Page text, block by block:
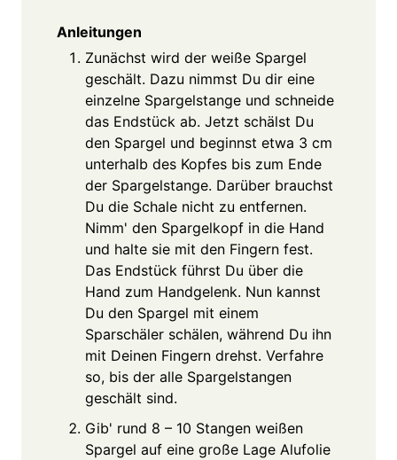
Anleitungen
Zunächst wird der weiße Spargel
geschält. Dazu nimmst Du dir eine
einzelne Spargelstange und schneide
das Endstück ab. Jetzt schälst Du
den Spargel und beginnst etwa 3 cm
unterhalb des Kopfes bis zum Ende
der Spargelstange. Darüber brauchst
Du die Schale nicht zu entfernen.
Nimm' den Spargelkopf in die Hand
und halte sie mit den Fingern fest.
Das Endstück führst Du über die
Hand zum Handgelenk. Nun kannst
Du den Spargel mit einem
Sparschäler schälen, während Du ihn
mit Deinen Fingern drehst. Verfahre
so, bis der alle Spargelstangen
geschält sind.
Gib' rund 8 – 10 Stangen weißen
Spargel auf eine große Lage Alufolie